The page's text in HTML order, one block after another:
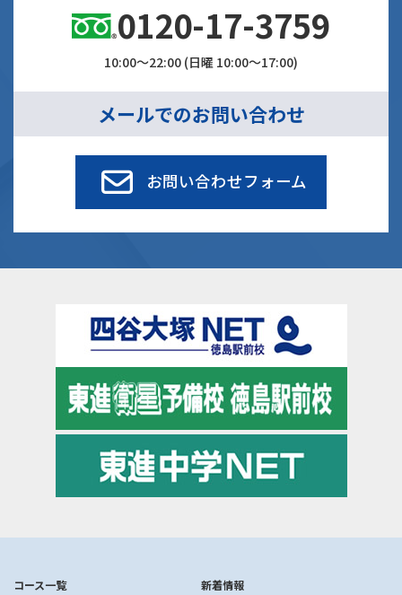
0120-17-3759
10:00～22:00 (日曜 10:00～17:00)
メールでのお問い合わせ
お問い合わせフォーム
コース一覧 新着情報